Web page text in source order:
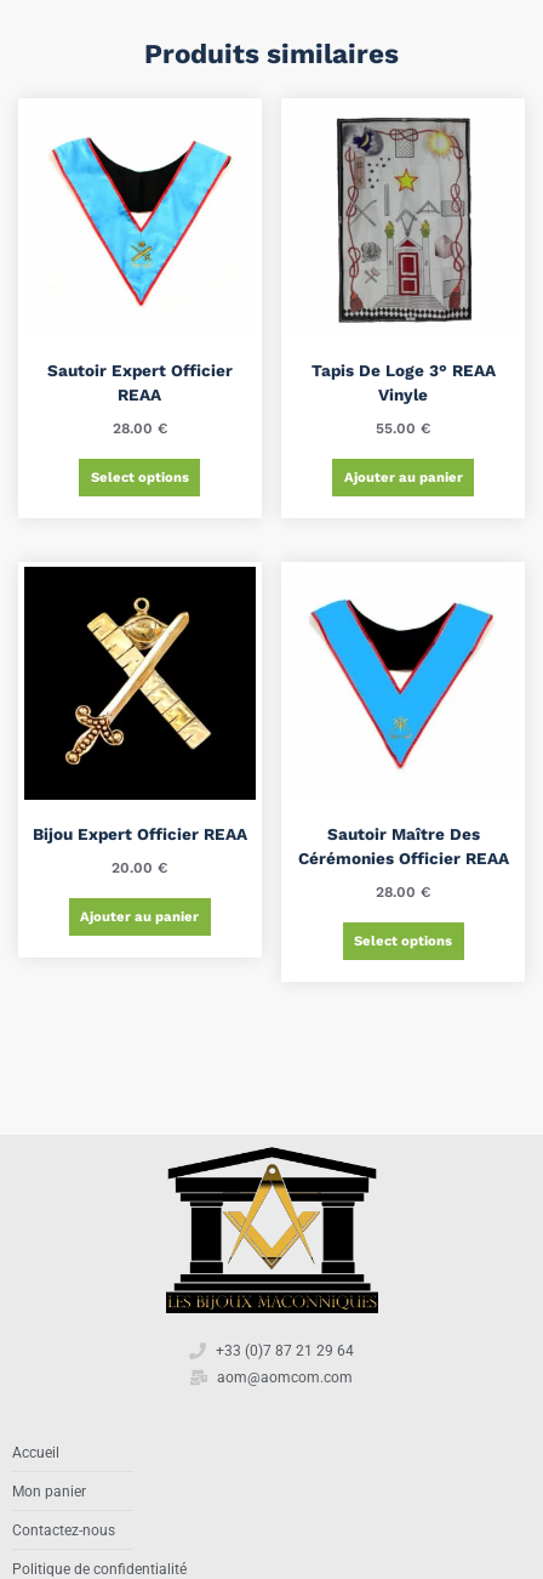
Produits similaires
Sautoir Expert Officier
REAA
28.00 €
Select options
Tapis De Loge 3° REAA
Vinyle
55.00€
Ajouter au panier
Bijou Expert Officier REAA
20.00€
Ajouter au panier
Sautoir Maître Des
Cérémonies Officier REAA
28.00€
Select options
+33 (0)7 87 21 29 64
aom@aomcom.com
Accueil
Mon panier
Contactez-nous
Politique de confidentialité